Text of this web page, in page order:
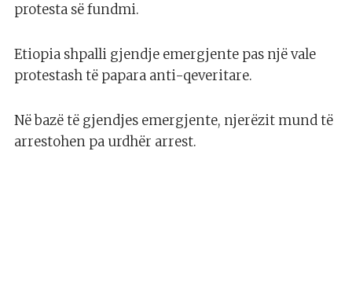
protesta së fundmi.
Etiopia shpalli gjendje emergjente pas një vale
protestash të papara anti-qeveritare.
Në bazë të gjendjes emergjente, njerëzit mund të
arrestohen pa urdhër arrest.